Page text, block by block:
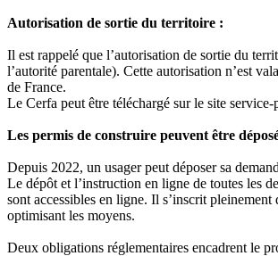
Autorisation de sortie du territoire :
Il est rappelé que l’autorisation de sortie du
l’autorité parentale). Cette autorisation n’est
de France.
Le Cerfa peut être téléchargé sur le site
Les permis de construire peuvent être
Depuis 2022, un usager peut déposer sa
Le dépôt et l’instruction en ligne de toutes les
sont accessibles en ligne. Il s’inscrit
optimisant les moyens.
Deux obligations réglementaires encadrent le